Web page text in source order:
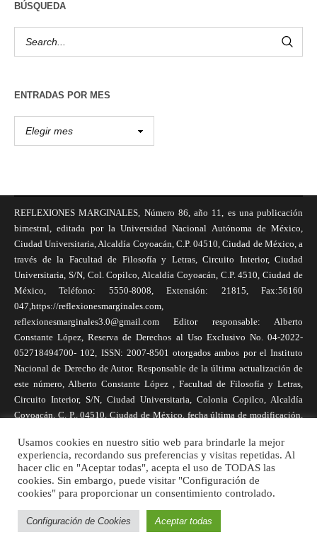
BÚSQUEDA
ENTRADAS POR MES
REFLEXIONES MARGINALES, Número 86, año 11, es una publicación
bimestral, editada por la Universidad Nacional Autónoma de México,
Ciudad Universitaria, Alcaldía Coyoacán, C.P. 04510, Ciudad de México, a
través de la Facultad de Filosofía y Letras, Circuito Interior, Ciudad
Universitaria, S/N, Col. Copilco, Alcaldía Coyoacán, C.P. 4510, Ciudad de
México, Teléfono: 5550-8008, Extensión: 21815, Fax:56160
047,https://reflexionesmarginales.com,
reflexionesmarginales3.0@gmail.com Editor responsable: Alberto
Constante López, Reserva de Derechos al Uso Exclusivo No. 04-2022-
052718494700- 102, ISSN: 2007-8501 otorgados ambos por el Instituto
Nacional de Derecho de Autor. Responsable de la última actualización de
este número, Alberto Constante López , Facultad de Filosofía y Letras,
Circuito Interior, S/N, Ciudad Universitaria, Colonia Copilco, Alcaldía
Coyoacán, C. P., 04510, Ciudad de México, fecha última de modificación,
necesariamente reflejan la postura de la revista, ni de Universidad Nacional
Autónoma de México. Los autores son responsables de los contenidos de
sus artículos. Se autoriza la reproducción total o parcial de los textos aquí
publicados siempre y cuando se cite la fuente completa y la dirección
electrónica de la publicación.
Usamos cookies en nuestro sitio web para brindarle la mejor
experiencia, recordando sus preferencias y visitas repetidas. Al
hacer clic en "Aceptar todas", acepta el uso de TODAS las
cookies. Sin embargo, puede visitar "Configuración de
cookies" para proporcionar un consentimiento controlado.
Configuración de Cookies Aceptar todas